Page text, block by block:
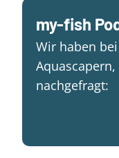
my-fish
Wir haben
nachgefragt: